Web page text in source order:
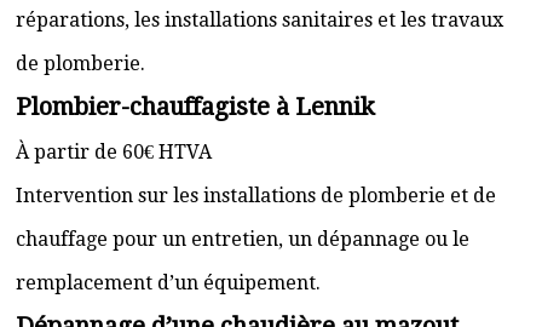
réparations, les installations sanitaires et les travaux
de plomberie.
Plombier-chauffagiste à Lennik
À partir de 60€ HTVA
Intervention sur les installations de plomberie et de
chauffage pour un entretien, un dépannage ou le
remplacement d’un équipement.